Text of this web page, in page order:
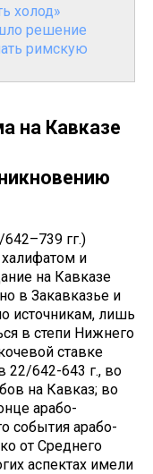
холод»
решение
римскую
на Кавказе
гг.)
и
на Кавказе
в Закавказье и
источникам, лишь
в степи Нижнего
ставке
22/642-643 г., во
на Кавказ; во
арабо-
события арабо-
от Среднего
аспектах имели